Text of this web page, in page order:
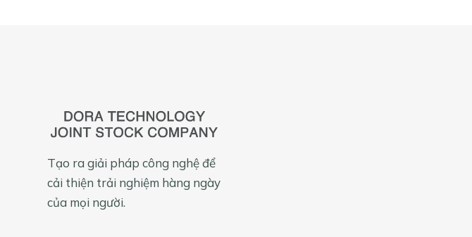
Tạo ra giải pháp công nghệ để
cải thiện trải nghiệm hàng ngày
của mọi người.